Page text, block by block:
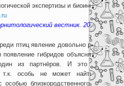
экспертизы и
вестник. 2009. № 6. С.
птиц явление довольно редкое и
появление гибридов объясняют
из партнёров. И это имеет
т.к. особь не может найти
особью близкородственного вида. И